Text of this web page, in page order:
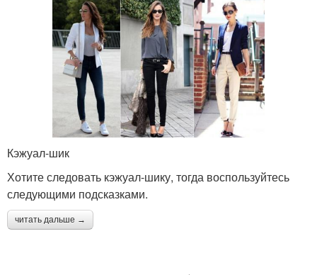
Кэжуал-шик
Хотите следовать кэжуал-шику, тогда воспользуйтесь
следующими подсказками.
читать дальше →